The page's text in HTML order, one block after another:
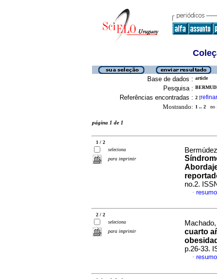
Base de dados : article
Pesquisa :
Referências encontradas : 2 [refinar
Mostrando: 1 .. 2 no
página 1 de 1
1 / 2
seleciona
para imprimir
no.2.
·
2 / 2
seleciona
para imprimir
cuarto
p.26-33.
·